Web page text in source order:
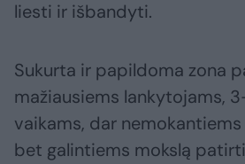
liesti ir išbandyti.
Sukurta ir papildoma zona
mažiausiems lankytojams,
vaikams, dar
bet galintiems mokslą